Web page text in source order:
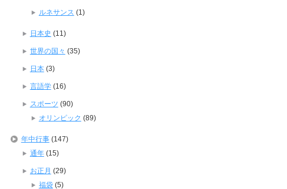
ルネサンス (1)
日本史 (11)
世界の国々 (35)
日本(3)
言語学(16)
スポーツ (90)
オリンピック (89)
年中行事(147)
通年(15)
お正月 (29)
福袋(5)